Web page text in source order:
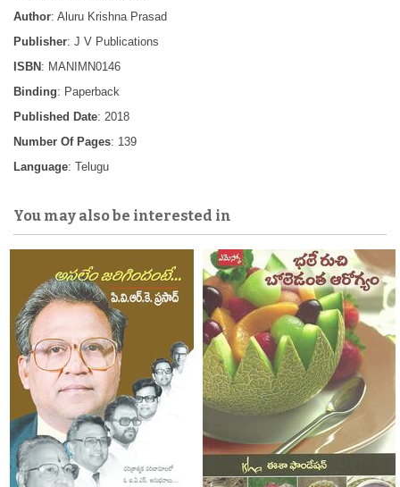
Author: Aluru Krishna Prasad
Publisher: J V Publications
ISBN : MANIMN0146
Binding: Paperback
Published Date: 2018
Number Of Pages: 139
Language: Telugu
You may also be interested in